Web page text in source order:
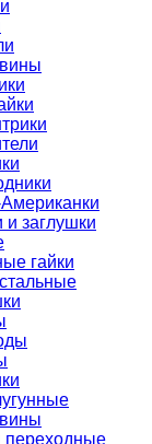
и заглушки
гайки